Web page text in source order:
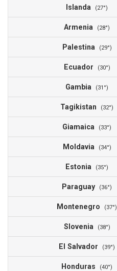
Islanda (27°)
Armenia (28°)
Palestina (29°)
Ecuador (30°)
Gambia (31°)
Tagikistan (32°)
Giamaica (33°)
Moldavia (34°)
Estonia (35°)
Paraguay (36°)
Montenegro (37°)
Slovenia (38°)
El Salvador (39°)
Honduras (40°)